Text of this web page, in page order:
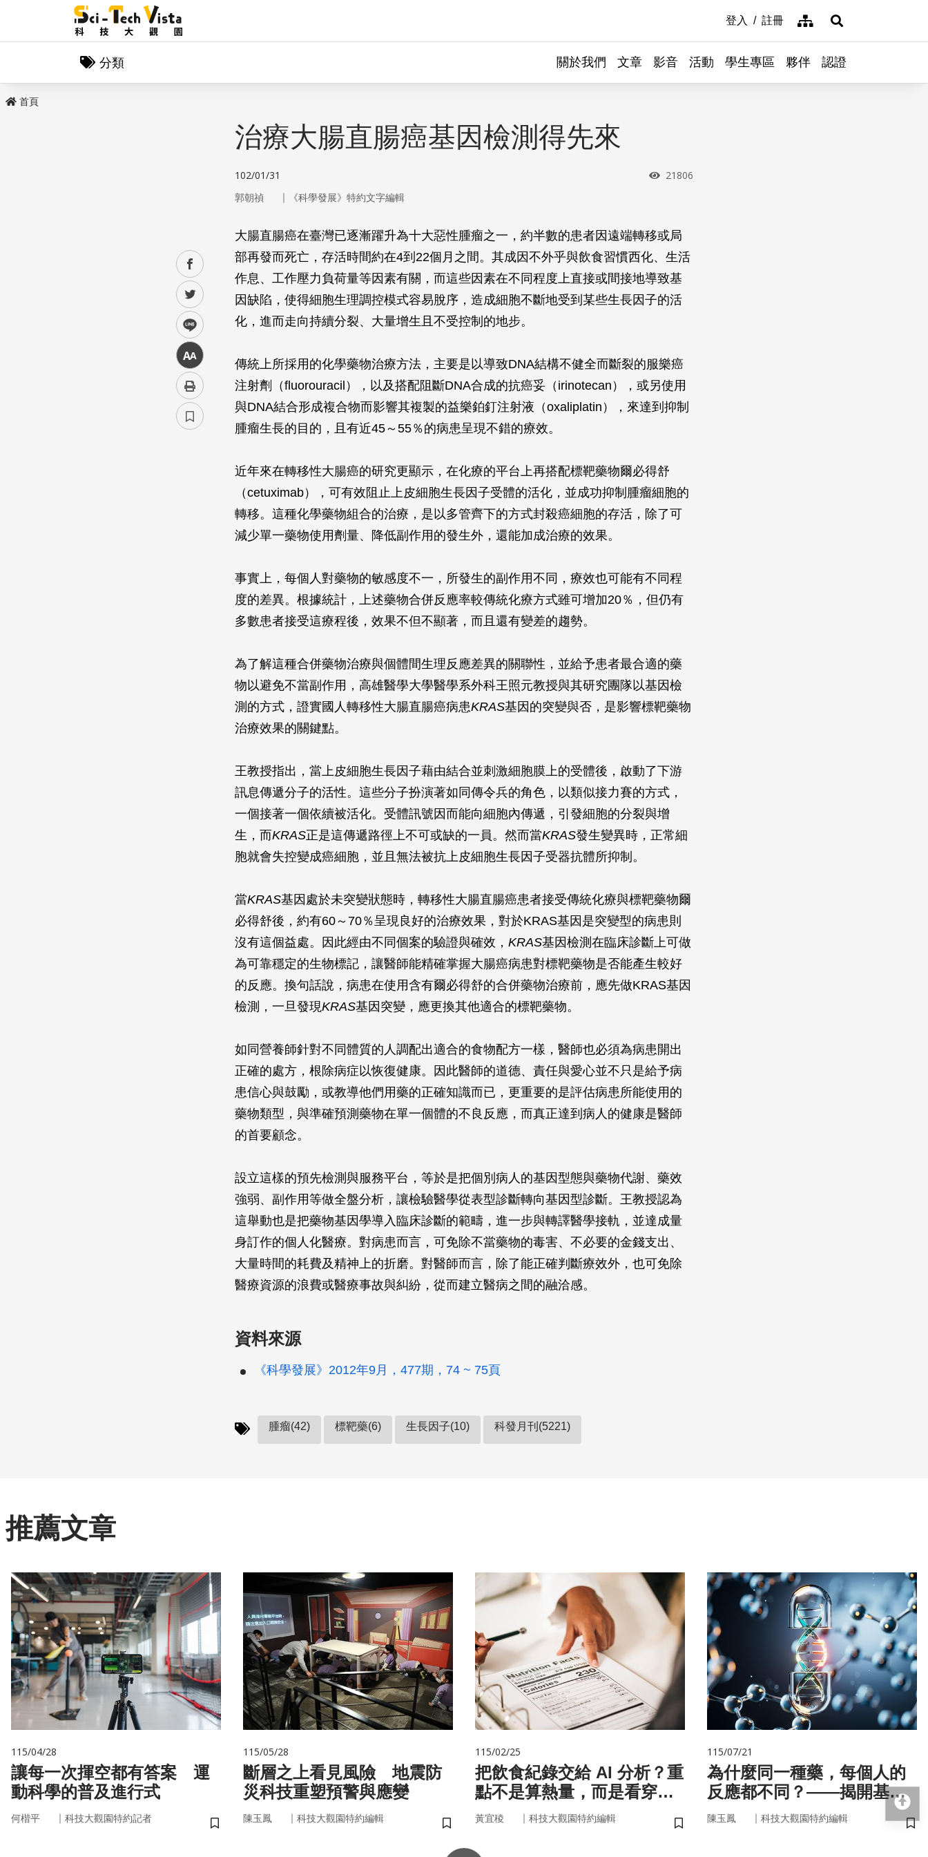
登入 註冊 網站導覽展開搜尋
分類 關於我們 文章 影音 活動 學生專區 夥伴 認證
首頁
facebook
twitter
line
中
治療大腸直腸癌基因檢測得先來
102/01/31 瀏覽次數
21806
郭朝禎 ｜ 《科學發展》特約文字編輯
大腸直腸癌在臺灣已逐漸躍升為十大惡性腫瘤之一，約半數的患者因遠端轉移或局
部再發而死亡，存活時間約在4到22個月之間。其成因不外乎與飲食習慣西化、生活
作息、工作壓力負荷量等因素有關，而這些因素在不同程度上直接或間接地導致基
因缺陷，使得細胞生理調控模式容易脫序，造成細胞不斷地受到某些生長因子的活
化，進而走向持續分裂、大量增生且不受控制的地步。
傳統上所採用的化學藥物治療方法，主要是以導致DNA結構不健全而斷裂的服樂癌
注射劑（fluorouracil），以及搭配阻斷DNA合成的抗癌妥（irinotecan），或另使用
與DNA結合形成複合物而影響其複製的益樂鉑釘注射液（oxaliplatin），來達到抑制
腫瘤生長的目的，且有近45～55％的病患呈現不錯的療效。
近年來在轉移性大腸癌的研究更顯示，在化療的平台上再搭配標靶藥物爾必得舒
（cetuximab），可有效阻止上皮細胞生長因子受體的活化，並成功抑制腫瘤細胞的
轉移。這種化學藥物組合的治療，是以多管齊下的方式封殺癌細胞的存活，除了可
減少單一藥物使用劑量、降低副作用的發生外，還能加成治療的效果。
事實上，每個人對藥物的敏感度不一，所發生的副作用不同，療效也可能有不同程
度的差異。根據統計，上述藥物合併反應率較傳統化療方式雖可增加20％，但仍有
多數患者接受這療程後，效果不但不顯著，而且還有變差的趨勢。
為了解這種合併藥物治療與個體間生理反應差異的關聯性，並給予患者最合適的藥
物以避免不當副作用，高雄醫學大學醫學系外科王照元教授與其研究團隊以基因檢
測的方式，證實國人轉移性大腸直腸癌病患KRAS基因的突變與否，是影響標靶藥物
治療效果的關鍵點。
王教授指出，當上皮細胞生長因子藉由結合並刺激細胞膜上的受體後，啟動了下游
訊息傳遞分子的活性。這些分子扮演著如同傳令兵的角色，以類似接力賽的方式，
一個接著一個依續被活化。受體訊號因而能向細胞內傳遞，引發細胞的分裂與增
生，而KRAS正是這傳遞路徑上不可或缺的一員。然而當KRAS發生變異時，正常細
胞就會失控變成癌細胞，並且無法被抗上皮細胞生長因子受器抗體所抑制。
當KRAS基因處於未突變狀態時，轉移性大腸直腸癌患者接受傳統化療與標靶藥物爾
必得舒後，約有60～70％呈現良好的治療效果，對於KRAS基因是突變型的病患則
沒有這個益處。因此經由不同個案的驗證與確效， KRAS基因檢測在臨床診斷上可做
為可靠穩定的生物標記，讓醫師能精確掌握大腸癌病患對標靶藥物是否能產生較好
的反應。換句話說，病患在使用含有爾必得舒的合併藥物治療前，應先做KRAS基因
檢測，一旦發現KRAS基因突變，應更換其他適合的標靶藥物。
如同營養師針對不同體質的人調配出適合的食物配方一樣，醫師也必須為病患開出
正確的處方，根除病症以恢復健康。因此醫師的道德、責任與愛心並不只是給予病
患信心與鼓勵，或教導他們用藥的正確知識而已，更重要的是評估病患所能使用的
藥物類型，與準確預測藥物在單一個體的不良反應，而真正達到病人的健康是醫師
的首要顧念。
設立這樣的預先檢測與服務平台，等於是把個別病人的基因型態與藥物代謝、藥效
強弱、副作用等做全盤分析，讓檢驗醫學從表型診斷轉向基因型診斷。王教授認為
這舉動也是把藥物基因學導入臨床診斷的範疇，進一步與轉譯醫學接軌，並達成量
身訂作的個人化醫療。對病患而言，可免除不當藥物的毒害、不必要的金錢支出、
大量時間的耗費及精神上的折磨。對醫師而言，除了能正確判斷療效外，也可免除
醫療資源的浪費或醫療事故與糾紛，從而建立醫病之間的融洽感。
資料來源
《科學發展》2012年9月，477期，74 ~ 75頁
腫瘤(42) 標靶藥(6) 生長因子(10) 科發月刊(5221)
推薦文章
115/04/28
讓每一次揮空都有答案 運
動科學的普及進行式
何楷平 ｜ 科技大觀園特約記者
儲存書籤
115/05/28
斷層之上看見風險 地震防
災科技重塑預警與應變
陳玉鳳 ｜ 科技大觀園特約編輯
儲存書籤
115/02/25
把飲食紀錄交給 AI 分析？重
點不是算熱量，而是看穿你
的「飲食習慣」
黃宜稜 ｜ 科技大觀園特約編輯
儲存書籤
115/07/21
為什麼同一種藥，每個人的
反應都不同？——揭開基因
的用藥密碼
陳玉鳳 ｜ 科技大觀園特約編輯
儲
回